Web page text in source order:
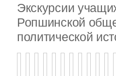
Экскурсии
Ропшинской
политической